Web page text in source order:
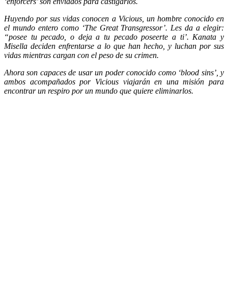
Huyendo por sus vidas conocen a Vicious, un hombre conocido en
el mundo entero como ‘The Great Transgressor’. Les da a elegir:
“posee tu pecado, o deja a tu pecado poseerte a ti’. Kanata y
Misella deciden enfrentarse a lo que han hecho, y luchan por sus
vidas mientras cargan con el peso de su crimen.
Ahora son capaces de usar un poder conocido como ‘blood sins’, y
ambos acompañados por Vicious viajarán en una misión para
encontrar un respiro por un mundo que quiere eliminarlos.